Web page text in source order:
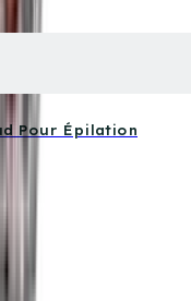
Pour Épilation